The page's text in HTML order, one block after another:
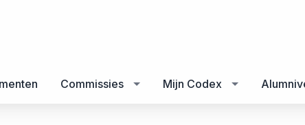
Commissies Mijn Codex